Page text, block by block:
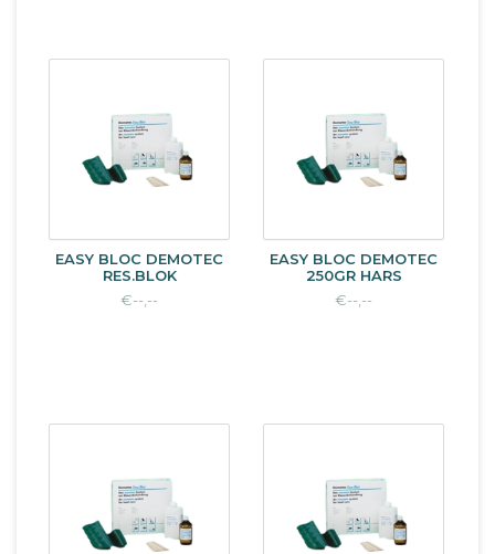
EASY BLOC DEMOTEC
RES.BLOK
€--,--
EASY BLOC DEMOTEC
250GR HARS
€--,--